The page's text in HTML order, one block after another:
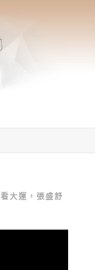
大運，張盛舒